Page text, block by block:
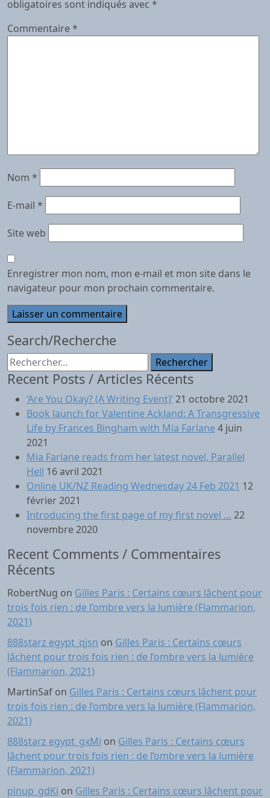
obligatoires sont indiqués avec *
Commentaire*
Nom *
E-mail *
Site web
Enregistrer mon nom, mon e-mail et mon site dans le
navigateur pour mon prochain commentaire.
Search/Recherche
Rechercher :
Recent Posts / Articles Récents
‘Are You Okay? (A Writing Event)’21 octobre 2021
Book launch for Valentine Ackland: A Transgressive
Life by Frances Bingham with Mia Farlane 4 juin
2021
Mia Farlane reads from her latest novel, Parallel
Hell 16 avril 2021
Online UK/NZ Reading Wednesday 24 Feb 2021 12
février 2021
Introducing the first page of my first novel … 22
novembre 2020
Recent Comments / Commentaires
Récents
RobertNug on Gilles Paris : Certains cœurs lâchent pour
trois fois rien : de l’ombre vers la lumière (Flammarion,
2021)
888starz egypt_qjsn on Gilles Paris : Certains cœurs
lâchent pour trois fois rien : de l’ombre vers la lumière
(Flammarion, 2021)
MartinSaf on Gilles Paris : Certains cœurs lâchent pour
trois fois rien : de l’ombre vers la lumière (Flammarion,
2021)
888starz egypt_gxMi on Gilles Paris : Certains cœurs
lâchent pour trois fois rien : de l’ombre vers la lumière
(Flammarion, 2021)
pinup_gdKi on Gilles Paris : Certains cœurs lâchent pour